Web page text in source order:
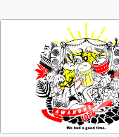
テクノロ
映像・映画
ビジネス・